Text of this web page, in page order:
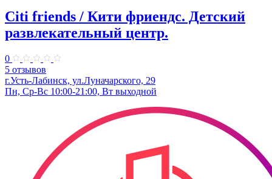
Citi friends / Кити фриендс. Детский
развлекательный центр.
0
5 отзывов
г.Усть-Лабинск, ул.Луначарского, 29
Пн, Ср-Вс 10:00-21:00, Вт выходной